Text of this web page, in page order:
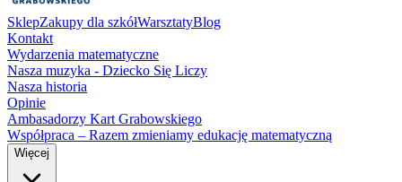
SklepZakupy dla szkółWarsztatyBlog
Kontakt
Wydarzenia matematyczne
Nasza muzyka - Dziecko Się Liczy
Nasza historia
Opinie
Ambasadorzy Kart Grabowskiego
Współpraca – Razem zmieniamy edukację matematyczną
Więcej